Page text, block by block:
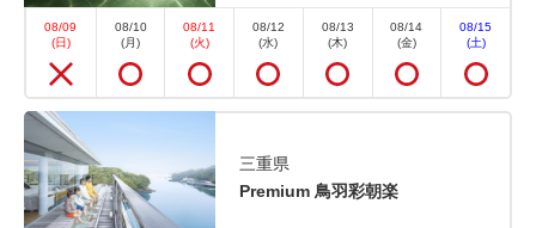
で楽しむ温泉と種類豊富なバイキング、そして心づく
しのおもてなし。満足できる旅をリーズナブルにお楽
しみください。 季節料理や郷土料理に加えて和洋
中...
空室なし
08/09
(日)
08/10
(月)
08/11
(火)
08/12
(水)
08/13
(木)
08/14
(金)
08/15
(土)
三重県
Premium 鳥羽彩朝楽